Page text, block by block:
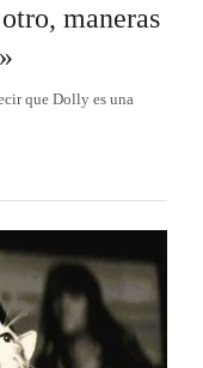
maneras
que Dolly es una